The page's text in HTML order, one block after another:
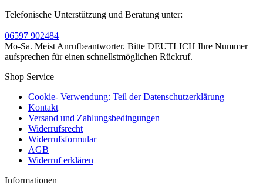
Telefonische Unterstützung und Beratung unter:
06597 902484
Mo-Sa. Meist Anrufbeantworter. Bitte DEUTLICH Ihre Nummer
aufsprechen für einen schnellstmöglichen Rückruf.
Shop Service
Cookie- Verwendung: Teil der Datenschutzerklärung
Kontakt
Versand und Zahlungsbedingungen
Widerrufsrecht
Widerrufsformular
AGB
Widerruf erklären
Informationen